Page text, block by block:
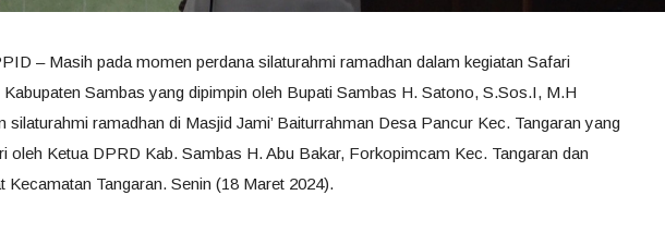
– Masih pada momen perdana silaturahmi ramadhan dalam kegiatan Safari
Kabupaten Sambas yang dipimpin oleh Bupati Sambas H. Satono, S.Sos.I, M.H
silaturahmi ramadhan di Masjid Jami’ Baiturrahman Desa Pancur Kec. Tangaran yang
oleh Ketua DPRD Kab. Sambas H. Abu Bakar, Forkopimcam Kec. Tangaran dan
Kecamatan Tangaran. Senin (18 Maret 2024).